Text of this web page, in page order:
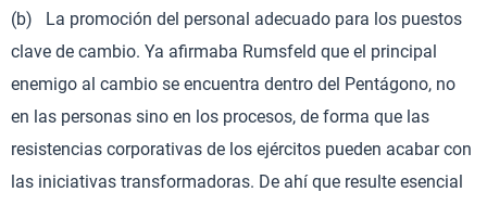
(b) La promoción del personal adecuado para los puestos
clave de cambio. Ya afirmaba Rumsfeld que el principal
enemigo al cambio se encuentra dentro del Pentágono, no
en las personas sino en los procesos, de forma que las
resistencias corporativas de los ejércitos pueden acabar con
las iniciativas transformadoras. De ahí que resulte esencial